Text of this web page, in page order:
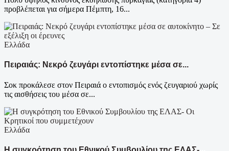
προβλέπεται για σήμερα Πέμπτη, 16...
Ελλάδα
Πειραιάς: Νεκρό ζευγάρι εντοπίστηκε μέσα σε...
Σοκ προκάλεσε στον Πειραιά ο εντοπισμός ενός ζευγαριού χωρίς
τις αισθήσεις του μέσα σε...
Ελλάδα